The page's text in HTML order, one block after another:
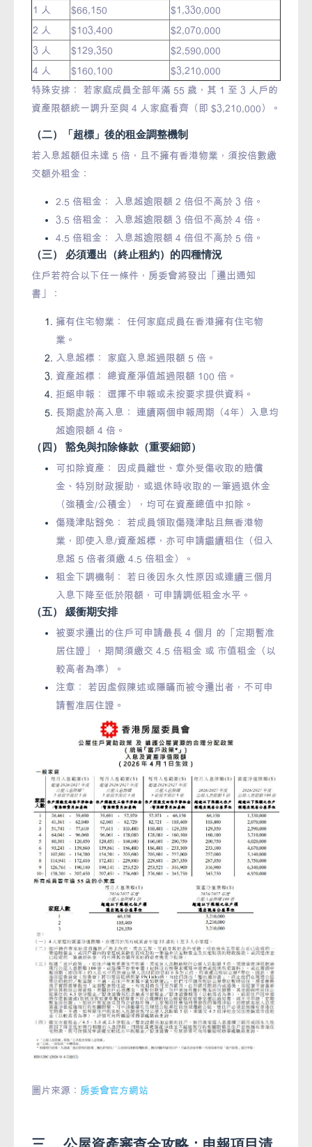
1 人
$66,150
$1,330,000
2 人
$103,400
$2,070,000
3 人
$129,350
$2,590,000
4 人
$160,100
$3,210,000
特殊安排： 若家庭成員全部年滿 55 歲，其 1 至 3 人戶的
資產限額統一調升至與 4 人家庭看齊（即 $3,210,000）。
（二）「超標」後的租金調整機制
若入息超額但未達 5 倍，且不擁有香港物業，須按倍數繳
交額外租金：
2.5 倍租金： 入息超逾限額 2 倍但不高於 3 倍。
3.5 倍租金： 入息超逾限額 3 倍但不高於 4 倍。
4.5 倍租金： 入息超逾限額 4 倍但不高於 5 倍。
（三） 必須遷出（終止租約）的四種情況
住戶若符合以下任一條件，房委會將發出「遷出通知
書」：
擁有住宅物業： 任何家庭成員在香港擁有住宅物
業。
入息超標： 家庭入息超過限額 5 倍。
資產超標： 總資產淨值超過限額 100 倍。
拒絕申報： 選擇不申報或未按要求提供資料。
長期處於高入息： 連續兩個申報周期（4年）入息均
超逾限額 4 倍。
（四） 豁免與扣除條款（重要細節）
可扣除資產： 因成員離世、意外受傷收取的賠償
金、特別財政援助，或退休時收取的一筆過退休金
（強積金/公積金），均可在資產總值中扣除。
傷殘津貼豁免： 若成員領取傷殘津貼且無香港物
業，即使入息/資產超標，亦可申請繼續租住（但入
息超 5 倍者須繳 4.5 倍租金）。
租金下調機制： 若日後因永久性原因或連續三個月
入息下降至低於限額，可申請調低租金水平。
（五） 緩衝期安排
被要求遷出的住戶可申請最長 4 個月 的「定期暫准
居住證」，期間須繳交 4.5 倍租金 或 市值租金（以
較高者為準）。
注意： 若因虛假陳述或隱瞞而被令遷出者，不可申
請暫准居住證。
圖片來源： 房委會官方網站